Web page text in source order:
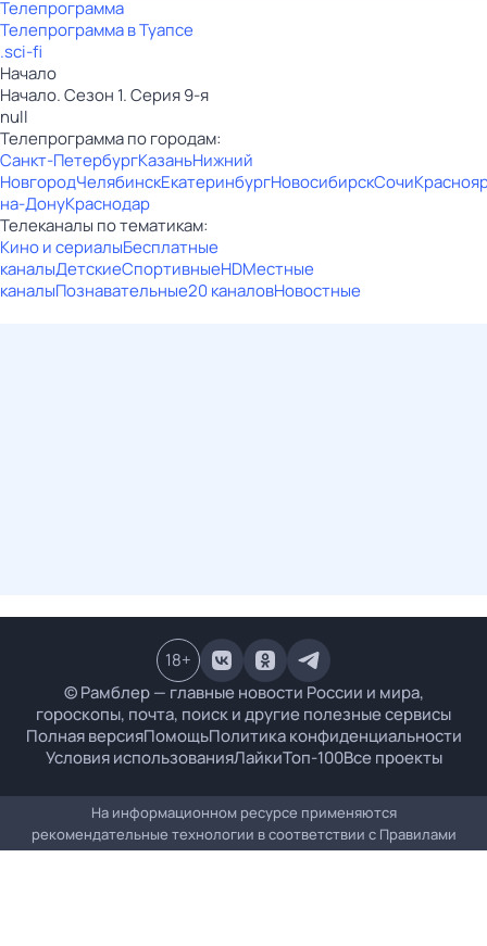
Телепрограмма
Телепрограмма в Туапсе
.sci-fi
Начало
Начало. Сезон 1. Серия 9-я
null
Телепрограмма по городам:
Санкт-ПетербургКазаньНижний
НовгородЧелябинскЕкатеринбургНовосибирскСочи
на-ДонуКраснодар
Телеканалы по тематикам:
Кино и сериалыБесплатные
каналыДетскиеСпортивныеHDМестные
каналыПознавательные20 каналовНовостные
© Рамблер — главные новости России и мира,
гороскопы, почта, поиск и другие полезные сервисы
Полная версияПомощьПолитика конфиденциальности
Условия использованияЛайкиТоп-100Все проекты
18+
На информационном ресурсе применяются
рекомендательные технологии в соответствии с Правилами